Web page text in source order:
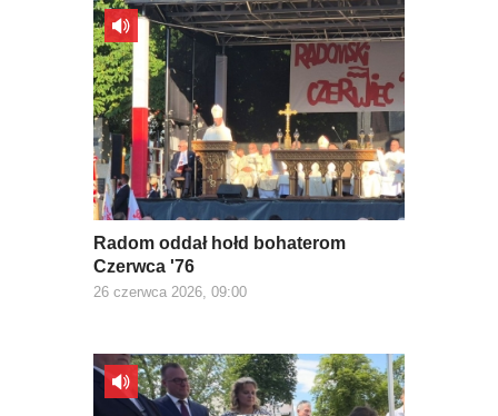
Radom oddał hołd bohaterom
Czerwca '76
26 czerwca 2026, 09:00